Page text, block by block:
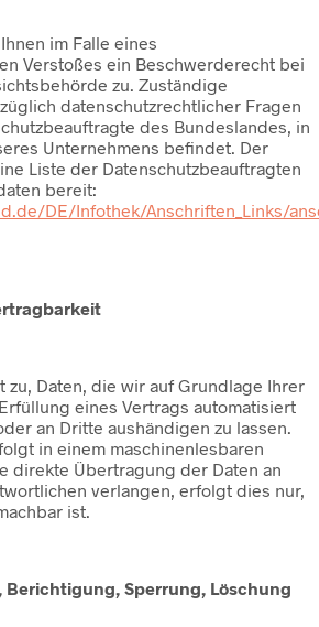
im Falle eines
Verstoßes ein Beschwerderecht bei
zu. Zuständige
datenschutzrechtlicher Fragen
des Bundeslandes, in
Unternehmens befindet. Der
Liste der Datenschutzbeauftragten
bereit:
DE/Infothek/Anschriften_Links/
zu, Daten, die wir auf Grundlage Ihrer
eines Vertrags automatisiert
an Dritte aushändigen zu lassen.
in einem maschinenlesbaren
direkte Übertragung der Daten an
verlangen, erfolgt dies nur,
ist.
Sperrung, Löschung